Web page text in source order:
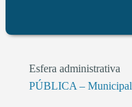
Esfera administrativa
PÚBLICA – Municipal